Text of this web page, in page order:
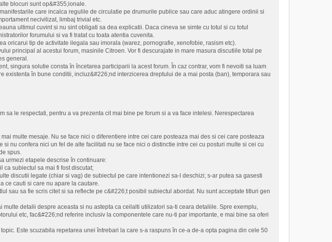
blocuri sunt op&#355;ionale.
care incalca regulile de circulatie pe drumurile publice sau care aduc atingere ordinii si
necivilizat, limbaj trivial etc.
ultimul cuvint si nu sint obligati sa dea explicatii. Daca cineva se simte cu totul si cu totul
forumului si va fi tratat cu toata atentia cuvenita.
oricarui tip de activitate ilegala sau imorala (warez, pornografie, xenofobie, rasism etc).
principal al acestui forum, masinile Citroen. Vor fi descurajate in mare masura discutiile total pe
general.
singura solutie consta în încetarea participarii la acest forum. În caz contrar, vom fi nevoiti sa luam
existenta în bune conditii, incluz&#226;nd interzicerea dreptului de a mai posta (ban), temporara sau
sa le respectati, pentru a va prezenta cit mai bine pe forum si a va face intelesi. Nerespectarea
multe mesaje. Nu se face nici o diferentiere intre cei care posteaza mai des si cei care posteaza
nu confera nici un fel de alte facilitati nu se face nici o distinctie intre cei cu posturi multe si cei cu
spus.
urmezi etapele descrise în continuare:
ca subiectul sa mai fi fost discutat;
discutii legate (chiar si vag) de subiectul pe care intentionezi sa-l deschizi; s-ar putea sa gasesti
ce cauti si care nu apare la cautare.
sau sa fie scris citet si sa reflecte pe c&#226;t posibil subiectul abordat. Nu sunt acceptate titluri gen
detalii despre aceasta si nu astepta ca ceilalti utilizatori sa-ti ceara detaliile. Spre exemplu,
etc, fac&#226;nd referire inclusiv la componentele care nu-ti par importante, e mai bine sa oferi
Este scuzabila repetarea unei întrebari la care s-a raspuns în ce-a de-a opta pagina din cele 50